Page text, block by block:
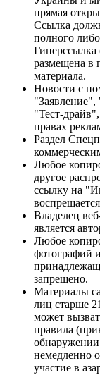
прямая
Ссылка
полного
Гиперссылка
размещена в
материала.
Новости с
"Тест-
правах
Раздел
Любое
другое
ссылку на
Владелец
является
Любое
фотографий
запрещено.
Материалы
лиц старше
может
правила
немедленно
участие в